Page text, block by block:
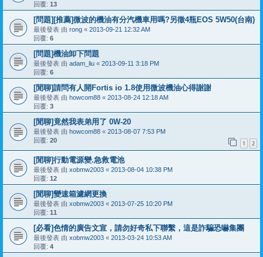
回覆: 13
[問題][推薦]微波的機油有分汽機車用嗎?另徵4瓶EOS 5W50(台南)
最後發表 由 rong « 2013-09-21 12:32 AM
回覆: 6
[問題]機油卸下問題
最後發表 由 adam_liu « 2013-09-11 3:18 PM
回覆: 6
[閒聊]請問有人開Fortis io 1.8使用微波機油心得謝謝
最後發表 由 howcom88 « 2013-08-24 12:18 AM
回覆: 3
[閒聊]竟然我表弟用了 0W-20
最後發表 由 howcom88 « 2013-08-07 7:53 PM
回覆: 20 1 2
[閒聊]行動電源變.急救電池
最後發表 由 xobmw2003 « 2013-08-04 10:38 PM
回覆: 12
[閒聊]變速箱濾網更換
最後發表 由 xobmw2003 « 2013-07-25 10:20 PM
回覆: 11
[必看]色情的廣告文宣，請勿好奇私下聯繫，這是詐騙恐嚇集團
最後發表 由 xobmw2003 « 2013-03-24 10:53 AM
回覆: 4